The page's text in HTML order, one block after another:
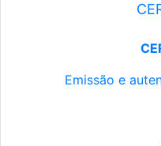
Emissão e